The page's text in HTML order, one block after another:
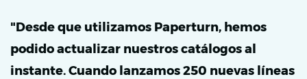
"Desde que utilizamos Paperturn, hemos
podido actualizar nuestros catálogos al
instante. Cuando lanzamos 250 nuevas líneas